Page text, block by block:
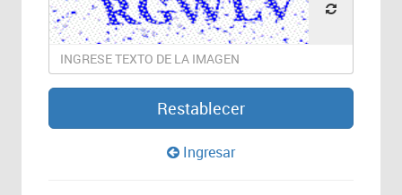
Restablecer
Ingresar